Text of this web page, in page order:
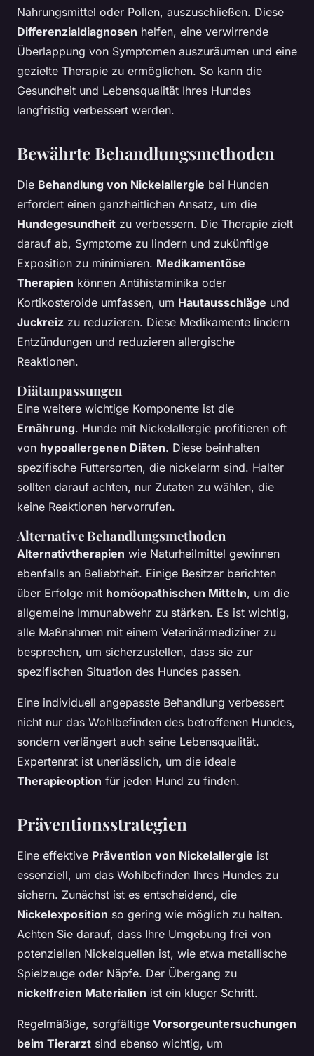
Nahrungsmittel oder Pollen, auszuschließen. Diese
Differenzialdiagnosen helfen, eine verwirrende
Überlappung von Symptomen auszuräumen und eine
gezielte Therapie zu ermöglichen. So kann die
Gesundheit und Lebensqualität Ihres Hundes
langfristig verbessert werden.
Bewährte Behandlungsmethoden
Die Behandlung von Nickelallergie bei Hunden
erfordert einen ganzheitlichen Ansatz, um die
Hundegesundheit zu verbessern. Die Therapie zielt
darauf ab, Symptome zu lindern und zukünftige
Exposition zu minimieren. Medikamentöse
Therapien können Antihistaminika oder
Kortikosteroide umfassen, um Hautausschläge und
Juckreiz zu reduzieren. Diese Medikamente lindern
Entzündungen und reduzieren allergische
Reaktionen.
Diätanpassungen
Eine weitere wichtige Komponente ist die
Ernährung. Hunde mit Nickelallergie profitieren oft
von hypoallergenen Diäten. Diese beinhalten
spezifische Futtersorten, die nickelarm sind. Halter
sollten darauf achten, nur Zutaten zu wählen, die
keine Reaktionen hervorrufen.
Alternative Behandlungsmethoden
Alternativtherapien wie Naturheilmittel gewinnen
ebenfalls an Beliebtheit. Einige Besitzer berichten
über Erfolge mit homöopathischen Mitteln, um die
allgemeine Immunabwehr zu stärken. Es ist wichtig,
alle Maßnahmen mit einem Veterinärmediziner zu
besprechen, um sicherzustellen, dass sie zur
spezifischen Situation des Hundes passen.
Eine individuell angepasste Behandlung verbessert
nicht nur das Wohlbefinden des betroffenen Hundes,
sondern verlängert auch seine Lebensqualität.
Expertenrat ist unerlässlich, um die ideale
Therapieoption für jeden Hund zu finden.
Präventionsstrategien
Eine effektive Prävention von Nickelallergie ist
essenziell, um das Wohlbefinden Ihres Hundes zu
sichern. Zunächst ist es entscheidend, die
Nickelexposition so gering wie möglich zu halten.
Achten Sie darauf, dass Ihre Umgebung frei von
potenziellen Nickelquellen ist, wie etwa metallische
Spielzeuge oder Näpfe. Der Übergang zu
nickelfreien Materialien ist ein kluger Schritt.
Regelmäßige, sorgfältige Vorsorgeuntersuchungen
beim Tierarzt sind ebenso wichtig, um